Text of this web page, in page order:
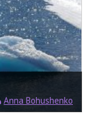
Anna Bohushenko